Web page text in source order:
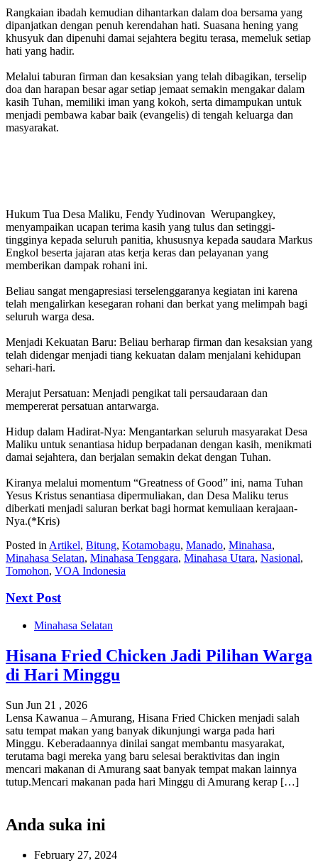
‎​Rangkaian ibadah kemudian dihantarkan dalam doa bersama yang
dipanjatkan dengan penuh kerendahan hati. Suasana hening yang
khusyuk dan dipenuhi damai sejahtera begitu terasa, memeluk setiap
hati yang hadir.
‎Melalui taburan firman dan kesaksian yang telah dibagikan, terselip
doa dan harapan besar agar setiap jemaat semakin mengakar dalam
kasih Tuhan, memiliki iman yang kokoh, serta dimampukan untuk
menjadi pembawa kabar baik (evangelis) di tengah keluarga dan
masyarakat.
‎​Hukum Tua Desa Maliku, Fendy Yudinovan Werupangkey,
menyampaikan ucapan terima kasih yang tulus dan setinggi-
tingginya kepada seluruh panitia, khususnya kepada saudara Markus
Engkol beserta jajaran atas kerja keras dan pelayanan yang
memberikan dampak rohani ini.
‎​Beliau sangat mengapresiasi terselenggaranya kegiatan ini karena
telah mengalirkan kesegaran rohani dan berkat yang melimpah bagi
seluruh warga desa.
‎​Menjadi Kekuatan Baru: Beliau berharap firman dan kesaksian yang
telah didengar menjadi tiang kekuatan dalam menjalani kehidupan
sehari-hari.
‎​Merajut Persatuan: Menjadi pengikat tali persaudaraan dan
mempererat persatuan antarwarga.
‎​Hidup dalam Hadirat-Nya: Mengantarkan seluruh masyarakat Desa
Maliku untuk senantiasa hidup berpadanan dengan kasih, menikmati
damai sejahtera, dan berjalan semakin dekat dengan Tuhan.
‎​Kiranya melalui momentum “Greatness of Good” ini, nama Tuhan
Yesus Kristus senantiasa dipermuliakan, dan Desa Maliku terus
diberkati menjadi saluran berkat bagi hormat kemuliaan kerajaan-
Nya.(*Kris)
Posted in Artikel, Bitung, Kotamobagu, Manado, Minahasa,
Minahasa Selatan, Minahasa Tenggara, Minahasa Utara, Nasional,
Tomohon, VOA Indonesia
Next Post
Minahasa Selatan
Hisana Fried Chicken Jadi Pilihan Warga
di Hari Minggu
Sun Jun 21 , 2026
Lensa Kawanua – Amurang, Hisana Fried Chicken menjadi salah
satu tempat makan yang banyak dikunjungi warga pada hari
Minggu. Keberadaannya dinilai sangat membantu masyarakat,
terutama bagi mereka yang baru selesai beraktivitas dan ingin
mencari makanan di Amurang saat banyak tempat makan lainnya
tutup.Mencari makanan pada hari Minggu di Amurang kerap […]
Anda suka ini
February 27, 2024